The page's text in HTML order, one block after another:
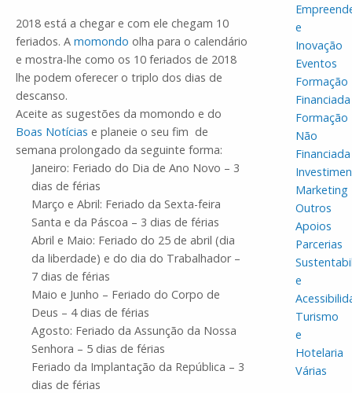
2018 está a chegar e com ele chegam 10
feriados. A momondo olha para o calendário
e mostra-lhe como os 10 feriados de 2018
lhe podem oferecer o triplo dos dias de
descanso.
Aceite as sugestões da momondo e do
Boas Notícias e planeie o seu fim de
semana prolongado da seguinte forma:
Janeiro: Feriado do Dia de Ano Novo – 3
dias de férias
Março e Abril: Feriado da Sexta-feira
Santa e da Páscoa – 3 dias de férias
Abril e Maio: Feriado do 25 de abril (dia
da liberdade) e do dia do Trabalhador –
7 dias de férias
Maio e Junho – Feriado do Corpo de
Deus – 4 dias de férias
Agosto: Feriado da Assunção da Nossa
Senhora – 5 dias de férias
Feriado da Implantação da República – 3
dias de férias
e
Inovação
Eventos
Formação
Financiada
Formação
Não
Financiada
Marketing
Outros
Apoios
Parcerias
e
Turismo
e
Hotelaria
Várias